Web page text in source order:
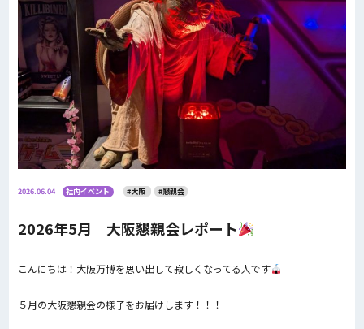
2026.06.04 社内イベント #大阪 #懇親会
2026年5月 大阪懇親会レポート
こんにちは！大阪万博を思い出して寂しくなってる人です
５月の大阪懇親会の様子をお届けします！！！